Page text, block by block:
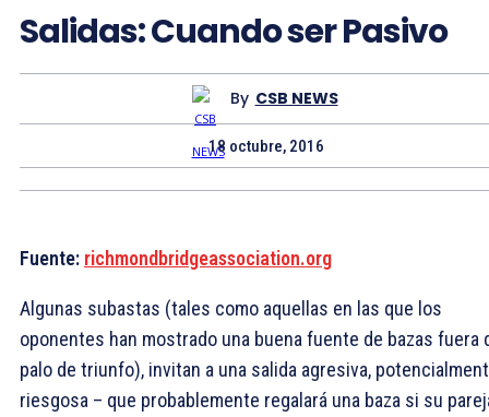
Salidas: Cuando ser Pasivo
By CSB NEWS
18 octubre, 2016
Fuente: richmondbridgeassociation.org
Algunas subastas (tales como aquellas en las que los
oponentes han mostrado una buena fuente de bazas fuera
palo de triunfo), invitan a una salida agresiva,
riesgosa – que probablemente regalará una baza si su